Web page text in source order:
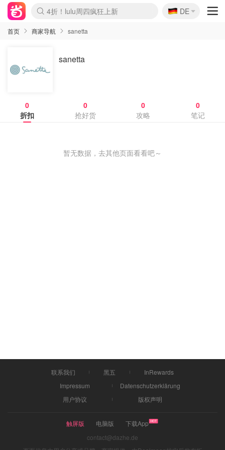
Boticinal 夏促开抢！
4折！lulu周四疯狂上新
还没结束！&OtherStories大促
Joybuy变相75折 随时失效
速领！Stanley独家85折
疑似霸哥！Camper额外叠85折
Zalando 奥莱闪促！每日更新
Moncler反季囤！5折起+叠9折
Coach Brooklyn仅€192
🇩🇪
DE
首页 商家导航 sanetta
sanetta
0
折扣
0
抢好货
0
攻略
0
笔记
暂无数据，去其他页面看看吧～
联系我们 黑五
InRewards
Impressum
Datenschutzerklärung
用户协议
版权声明
触屏版 电脑版
下载App
contact@dazhe.de